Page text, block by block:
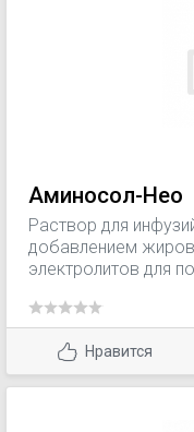
Аминосол-Нео
Раствор для
добавлением
электролитов для
и устранения
когда энтеральное
заболевания
(кишечная
Нравится